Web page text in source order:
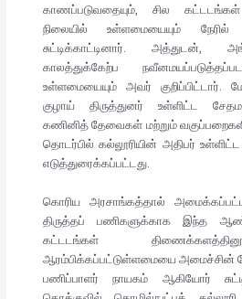
காணப்படுவதையும், சில
நிலையில் உள்ளமையையும்
சுட்டிக்காட்டினார். அத்துடன்,
காலத்துக்கேற்ப
உள்ளமையையும் அவர் குறிப்பிட்டார்.
குழாய் திருத்துனர் உள்ளிட்ட
கணினித் தேவைகள் மற்றும்
தொடர்பில் கல்லூரியின் அதிபர்
எடுத்துரைக்கப்பட்டது.
கொரிய அரசாங்கத்தால்
திருத்தப் பணிகளுக்காக இந்த
கட்டடங்கள்
ஆரம்பிக்கப்பட்டுள்ளமையை அமைச்சின்
பணிப்பாளர் நாயகம் ஆகியோர்